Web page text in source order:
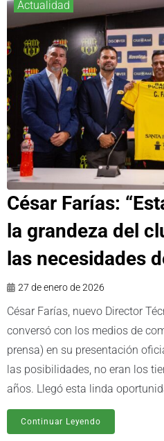
Actualidad
César Farías:
la grandeza del
las necesidades
27 de enero de 2026
César Farías, nuevo Director
conversó con los medios de
prensa) en su presentación
las posibilidades, no eran los
años. Llegó esta linda
Continuar Leyendo